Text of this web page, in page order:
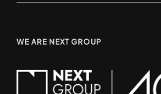
WE ARE NEXT GROUP